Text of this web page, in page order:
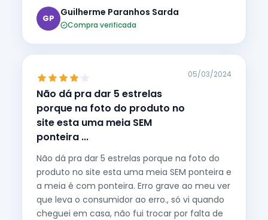
GP
Guilherme Paranhos Sarda
Compra verificada
Não dá pra dar 5 estrelas
porque na foto do produto no
site esta uma meia SEM
ponteira ...
05/03/2024
Não dá pra dar 5 estrelas porque na foto do
produto no site esta uma meia SEM ponteira e
a meia é com ponteira. Erro grave ao meu ver
que leva o consumidor ao erro., só vi quando
cheguei em casa, não fui trocar por falta de